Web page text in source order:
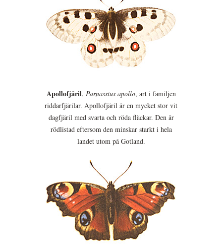
Apollofjäril, Parnassius apollo, art i familjen
riddarfjärilar. Apollofjäril är en mycket stor vit
dagfjäril med svarta och röda fläckar. Den är
rödlistad eftersom den minskar starkt i hela
landet utom på Gotland.